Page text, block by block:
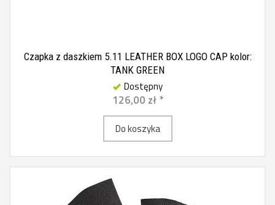
Czapka z daszkiem 5.11 LEATHER BOX LOGO CAP kolor:
TANK GREEN
Dostępny
126,00 zł *
Do koszyka